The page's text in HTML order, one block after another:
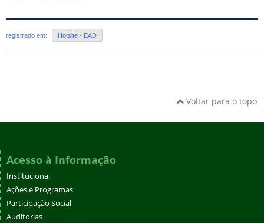
registrado em: Hotsite - EAD
Voltar para o topo
Acesso à Informação
Institucional
Ações e Programas
Participação Social
Auditorias